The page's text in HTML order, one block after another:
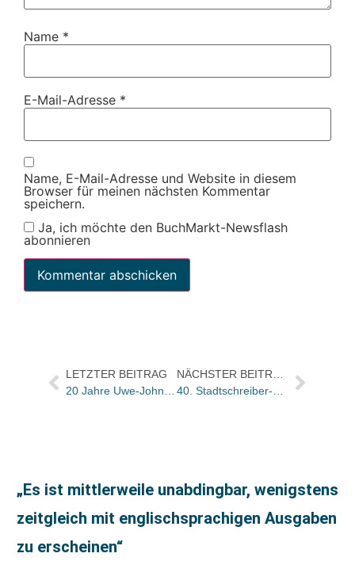
Name *
E-Mail-Adresse *
Name, E-Mail-Adresse und Website in diesem
Browser für meinen nächsten Kommentar
speichern.
Ja, ich möchte den BuchMarkt-Newsflash
abonnieren
LETZTER BEITRAG
„Es ist mittlerweile unabdingbar, wenigstens
zeitgleich mit englischsprachigen Ausgaben
zu erscheinen“